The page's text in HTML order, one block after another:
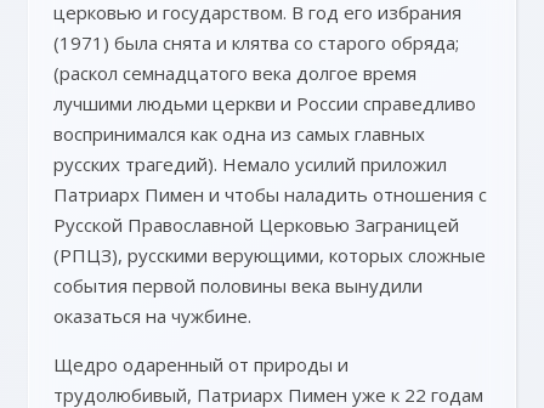
церковью и государством. В год его избрания
(1971) была снята и клятва со старого обряда;
(раскол семнадцатого века долгое время
лучшими людьми церкви и России справедливо
воспринимался как одна из самых главных
русских трагедий). Немало усилий приложил
Патриарх Пимен и чтобы наладить отношения с
Русской Православной Церковью Заграницей
(РПЦЗ), русскими верующими, которых сложные
события первой половины века вынудили
оказаться на чужбине.
Щедро одаренный от природы и
трудолюбивый, Патриарх Пимен уже к 22 годам